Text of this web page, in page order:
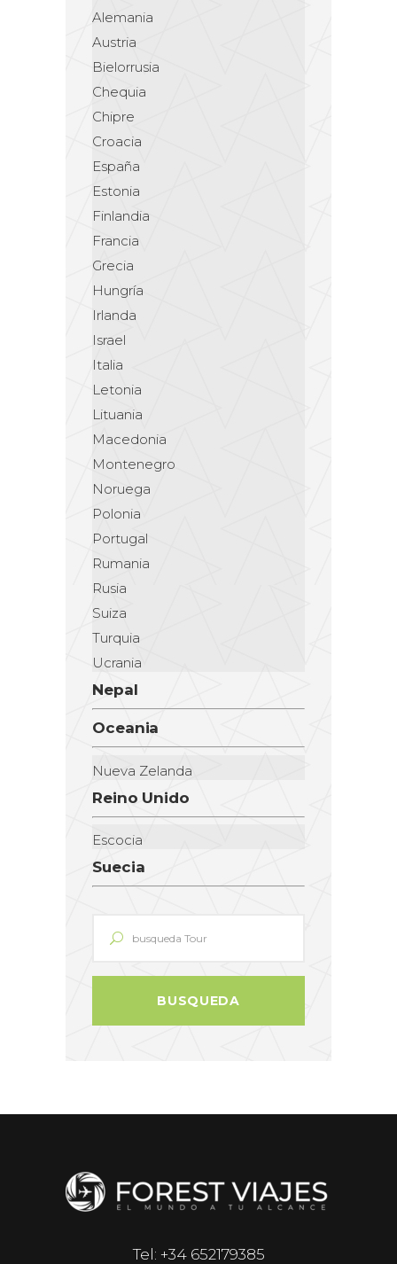
Alemania
Austria
Bielorrusia
Chequia
Chipre
Croacia
España
Estonia
Finlandia
Francia
Grecia
Hungría
Irlanda
Israel
Italia
Letonia
Lituania
Macedonia
Montenegro
Noruega
Polonia
Portugal
Rumania
Rusia
Suiza
Turquia
Ucrania
Nepal
Oceania
Nueva Zelanda
Reino Unido
Escocia
Suecia
Tel: +34 652179385